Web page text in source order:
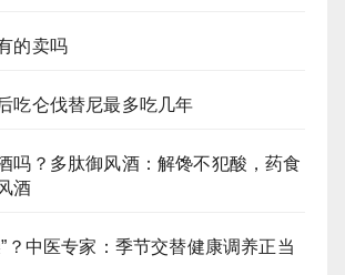
的卖吗
吃仑伐替尼最多吃几年
吗？多肽御风酒：解馋不犯酸，药食
酒
？中医专家：季节交替健康调养正当